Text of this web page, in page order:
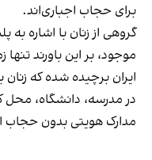
برای حجاب اجباری‌اند.
گروهی از زنان با اشاره
موجود، بر این باورند
ایران برچیده شده که زنان
در مدرسه، دانشگاه، محل
مدارک هویتی بدون حجاب